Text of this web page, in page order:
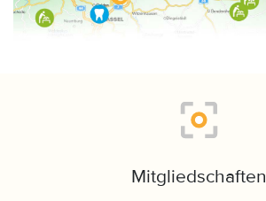
Mitgliedschaften